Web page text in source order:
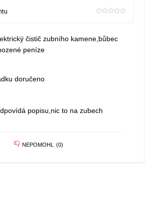
čistič zubního kamene,bůbec
peníze
doručeno
popisu,nic to na zubech
NEPOMOHL (0)